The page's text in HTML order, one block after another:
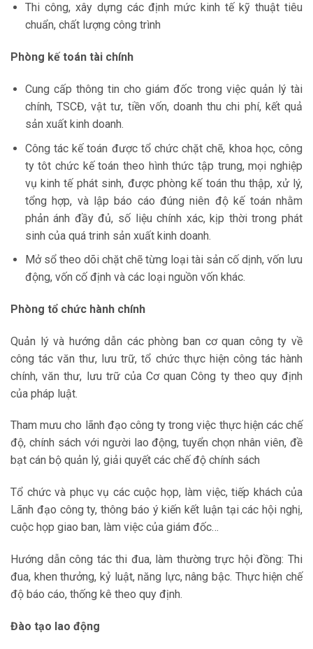
Thi công, xây dựng các định mức kinh tế kỹ thuật tiêu
chuẩn, chất lượng công trình
Phòng kế toán tài chính
Cung cấp thông tin cho giám đốc trong việc quản lý tài
chính, TSCĐ, vật tư, tiền vốn, doanh thu chi phí, kết quả
sản xuất kinh doanh.
Công tác kế toán được tổ chức chặt chẽ, khoa học, công
ty tôt chức kế toán theo hình thức tập trung, mọi nghiệp
vụ kinh tế phát sinh, được phòng kế toán thu thập, xử lý,
tổng hợp, và lập báo cáo đúng niên độ kế toán nhằm
phản ánh đầy đủ, số liệu chính xác, kịp thời trong phát
sinh của quá trinh sản xuất kinh doanh.
Mở sổ theo dõi chặt chẽ từng loại tài sản cố dịnh, vốn lưu
động, vốn cố định và các loại nguồn vốn khác.
Phòng tổ chức hành chính
Quản lý và hướng dẫn các phòng ban cơ quan công ty về
công tác văn thư, lưu trữ, tổ chức thực hiện công tác hành
chính, văn thư, lưu trữ của Cơ quan Công ty theo quy định
của pháp luật.
Tham mưu cho lãnh đạo công ty trong việc thực hiện các chế
độ, chính sách với người lao động, tuyển chọn nhân viên, đề
bạt cán bộ quản lý, giải quyết các chế độ chính sách
Tổ chức và phục vụ các cuộc họp, làm việc, tiếp khách của
Lãnh đạo công ty, thông báo ý kiến kết luận tại các hội nghị,
cuộc họp giao ban, làm việc của giám đốc…
Hướng dẫn công tác thi đua, làm thường trực hội đồng: Thi
đua, khen thưởng, kỷ luật, năng lực, nâng bậc. Thực hiện chế
độ báo cáo, thống kê theo quy định.
Đào tạo lao động